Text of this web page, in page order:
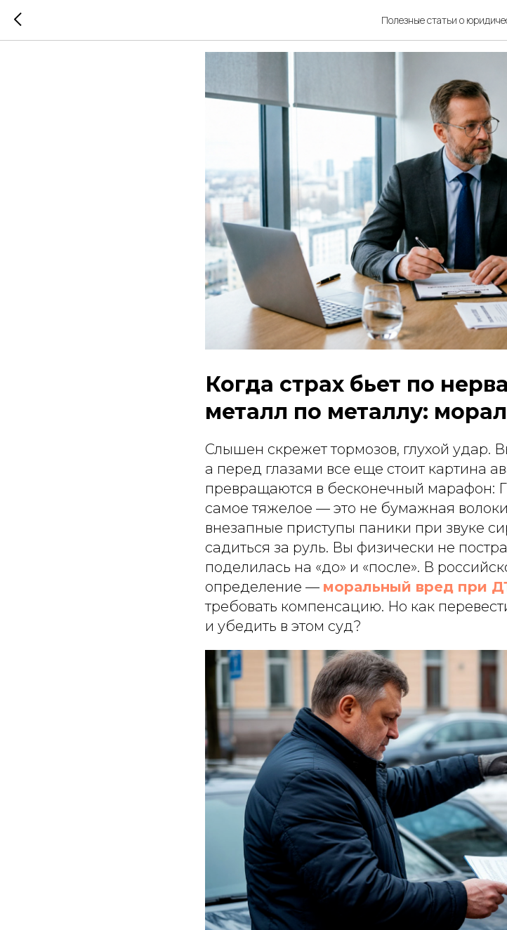
Полезные статьи о
Моральный вред при
Когда страх бьет по
металл по металлу:
Слышен скрежет тормозов, глухой удар.
а перед глазами все еще стоит картина
превращаются в бесконечный марафон:
самое тяжелое — это не бумажная
внезапные приступы паники при звуке
садиться за руль. Вы физически не
поделилась на «до» и «после». В
определение — моральный вред при
требовать компенсацию. Но как
и убедить в этом суд?